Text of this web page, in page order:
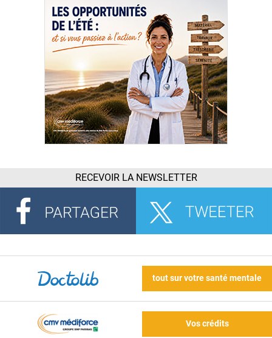
RECEVOIR LA NEWSLETTER
tout sur votre santé mentale
Vos crédits